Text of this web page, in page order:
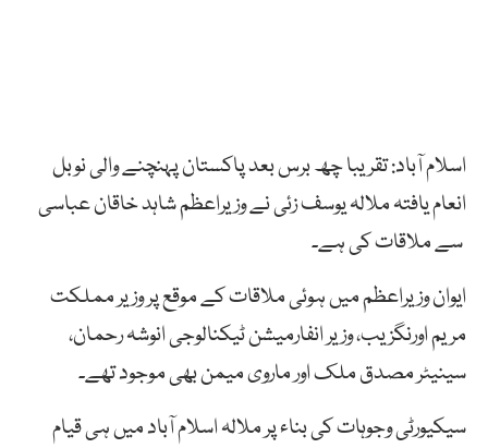
اسلام آباد: تقریبا چھ برس بعد پاکستان پہنچنے والی نوبل
انعام یافتہ ملالہ یوسف زئی نے وزیراعظم شاہد خاقان عباسی
سے ملاقات کی ہے۔
ایوان وزیراعظم میں ہوئی ملاقات کے موقع پر وزیر مملکت
مریم اورنگزیب، وزیر انفارمیشن ٹیکنالوجی انوشہ رحمان،
سینیٹر مصدق ملک اور ماروی میمن بھی موجود تھے۔
سیکیورٹی وجوہات کی بناء پر ملالہ اسلام آباد میں ہی قیام